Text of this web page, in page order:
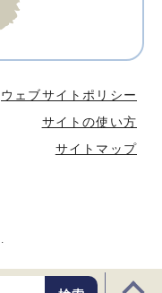
ウェブサイトポリシー
サイトの使い方
サイトマップ